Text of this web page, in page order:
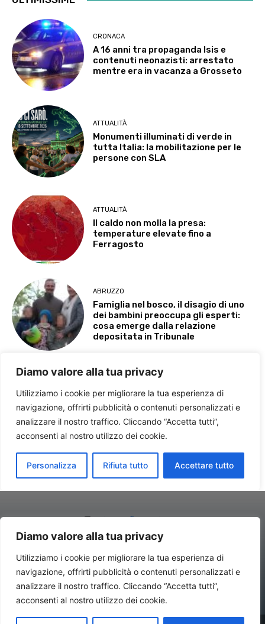
Diamo valore alla tua privacy
Utilizziamo i cookie per migliorare la tua esperienza di
navigazione, offrirti pubblicità o contenuti personalizzati e
analizzare il nostro traffico. Cliccando “Accetta tutti”,
acconsenti al nostro utilizzo dei cookie.
Contatti//Redazione:redazione@newsitalynews.it